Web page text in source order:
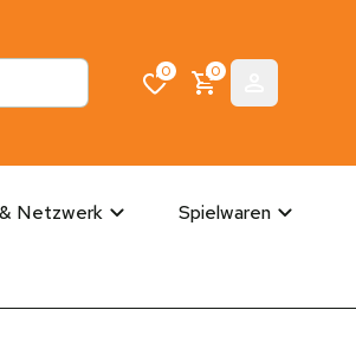
0 0
Netzwerk
Spielwaren